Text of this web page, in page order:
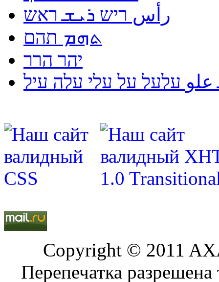
رأس ריש ܪܝܫ ראש
ܬܗܡ תהם
יהר הרר
עלעל על עלי עלה עיל
Copyright © 2011
Перепечатка